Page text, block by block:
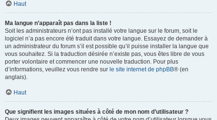
Haut
Ma langue n’apparaît pas dans la liste !
Soit les administrateurs n’ont pas installé votre langue sur le forum, soit le
logiciel n’a pas encore été traduit dans votre langue. Essayez de demander à
un administrateur du forum s’il est possible qu’il puisse installer la langue que
vous souhaitez. Si la traduction désirée n’existe pas, vous êtes libre de vous
porter volontaire et commencer une nouvelle traduction. Pour plus
d’informations, veuillez vous rendre sur le site internet de phpBB® (en
anglais).
Haut
Que signifient les images situées à côté de mon nom d’utilisateur ?